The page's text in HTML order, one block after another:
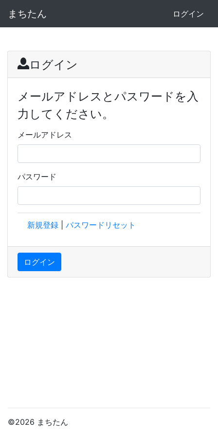
まちたん ログイン
ログイン
メールアドレスとパスワードを入
力してください。
メールアドレス
パスワード
新規登録 パスワードリセット
ログイン
©2026 まちたん